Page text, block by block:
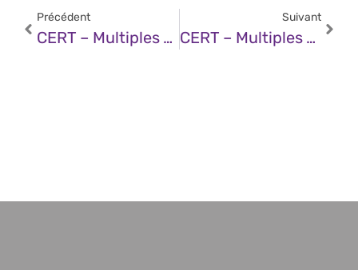
Précédent
CERT – Multiples Vulnérabilités Dans SPIP (17 Janvier 2025)
Suivant
CERT – Multiples Vulnérabilités Dans Les Produits IBM (17 Janvier 2025)